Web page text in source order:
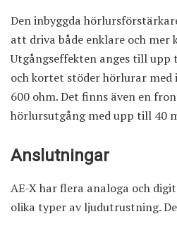
Den inbyggda
att driva både enklare och mer
Utgångseffekten anges till upp
och kortet stöder hörlurar med
600 ohm. Det finns även en
hörlursutgång med upp till 40
Anslutningar
AE-X har flera analoga och
olika typer av ljudutrustning.